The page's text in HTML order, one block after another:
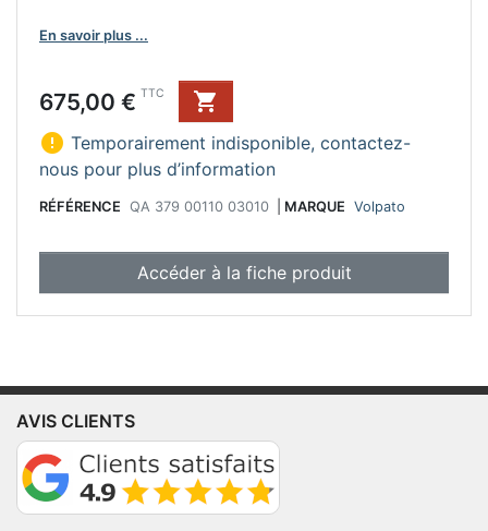
En savoir plus ...
Prix
675,00 € TTC

 Temporairement indisponible, contactez-
nous pour plus d’information
RÉFÉRENCE QA 379 00110 03010 MARQUE Volpato
Accéder à la fiche produit
AVIS CLIENTS